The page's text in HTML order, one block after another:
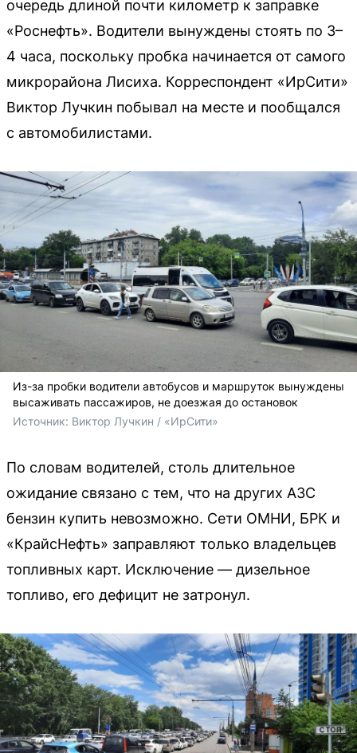
очередь длиной почти километр к заправке
«Роснефть». Водители вынуждены стоять по 3–
4 часа, поскольку пробка начинается от самого
микрорайона Лисиха. Корреспондент «ИрСити»
Виктор Лучкин побывал на месте и пообщался
с автомобилистами.
Из-за пробки водители автобусов и маршруток вынуждены
высаживать пассажиров, не доезжая до остановок
Источник: Виктор Лучкин / «ИрСити»
По словам водителей, столь длительное
ожидание связано с тем, что на других АЗС
бензин купить невозможно. Сети ОМНИ, БРК и
«КрайсНефть» заправляют только владельцев
топливных карт. Исключение — дизельное
топливо, его дефицит не затронул.